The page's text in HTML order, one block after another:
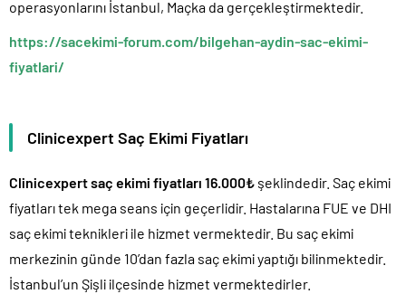
operasyonlarını İstanbul, Maçka da gerçekleştirmektedir.
https://sacekimi-forum.com/bilgehan-aydin-sac-ekimi-
fiyatlari/
Clinicexpert Saç Ekimi Fiyatları
Clinicexpert saç ekimi fiyatları 16.000₺ şeklindedir. Saç ekimi
fiyatları tek mega seans için geçerlidir. Hastalarına FUE ve DHI
saç ekimi teknikleri ile hizmet vermektedir. Bu saç ekimi
merkezinin günde 10’dan fazla saç ekimi yaptığı bilinmektedir.
İstanbul’un Şişli ilçesinde hizmet vermektedirler.